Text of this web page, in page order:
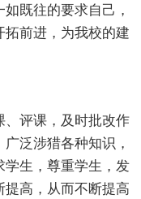
既往的要求自己，
拓前进，为我校的建
评课，及时批改作
泛涉猎各种知识，
学生，尊重学生，发
高，从而不断提高